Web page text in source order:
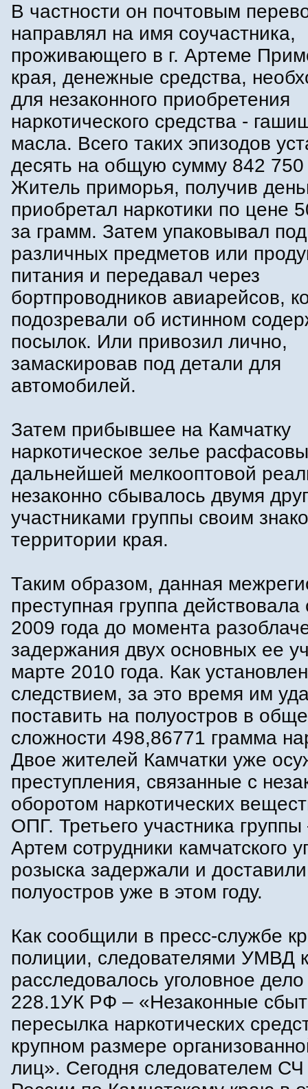
В частности он почтовым
направлял на имя соучастника,
проживающего в г. Артеме
края, денежные средства,
для незаконного приобретения
наркотического средства -
масла. Всего таких эпизодов
десять на общую сумму 842 750
Житель приморья, получив
приобретал наркотики по цене
за грамм. Затем упаковывал
различных предметов или
питания и передавал через
бортпроводников авиарейсов,
подозревали об истинном
посылок. Или привозил лично,
замаскировав под детали для
автомобилей.
Затем прибывшее на Камчатку
наркотическое зелье
дальнейшей мелкооптовой
незаконно сбывалось двумя
участниками группы своим
территории края.
Таким образом, данная
преступная группа
2009 года до момента
задержания двух основных ее
марте 2010 года. Как
следствием, за это время им
поставить на полуостров в
сложности 498,86771 грамма
Двое жителей Камчатки уже
преступления, связанные с
оборотом наркотических
ОПГ. Третьего участника группы
Артем сотрудники камчатского
розыска задержали и
полуостров уже в этом году.
Как сообщили в пресс-службе
полиции, следователями УМВД
расследовалось уголовное
228.1УК РФ – «Незаконные
пересылка наркотических
крупном размере
лиц». Сегодня следователем